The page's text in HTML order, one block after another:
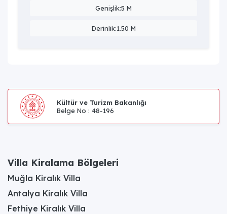
Genişlik:5 M
Derinlik:1.50 M
Kültür ve Turizm Bakanlığı
Belge No : 48-196
Villa Kiralama Bölgeleri
Muğla Kiralık Villa
Antalya Kiralık Villa
Fethiye Kiralık Villa